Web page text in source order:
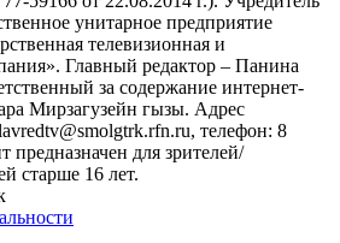
унитарное предприятие
телевизионная и
Главный редактор – Панина
за содержание интернет-
Мирзагузейн гызы. Адрес
телефон: 8
предназначен для зрителей/
старше 16 лет.